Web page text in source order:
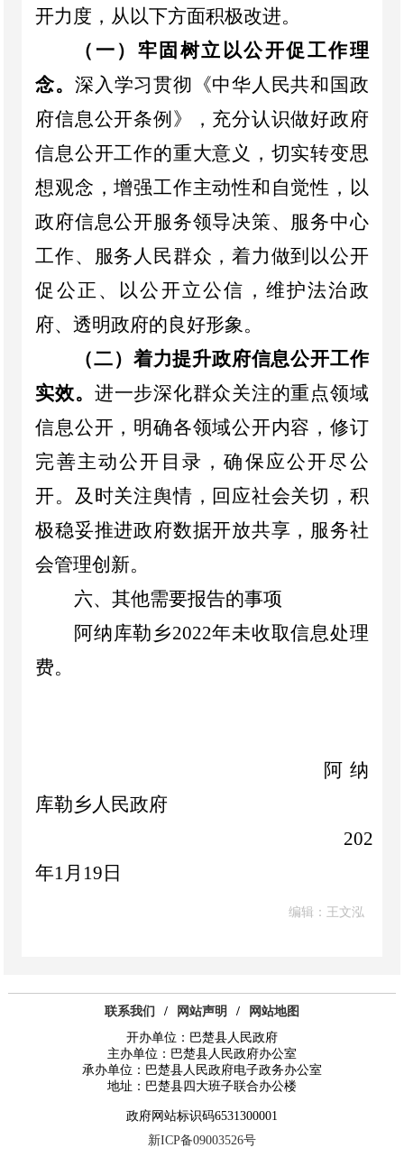
开力度 ， 从以下方面积极改进。
（ 一 ） 牢固树立以公开促工作理
念。 深入学习贯彻《中华人民共和国政
府信息公开条例》，充分认识做好政府
信息公开工作的重大意义，切实转变思
想观念，增强工作主动性和自觉性，以
政府信息公开服务领导决策、服务中心
工作、服务人民群众，着力做到以公开
促公正、以公开立公信，维护法治政
府、透明政府的良好形象。
（二） 着力提升政府信息公开工作
实效。 进一步深化群众关注的重点领域
信息公开，明确各领域公开内容，修订
完善主动公开目录，确保应公开尽公
开。及时关注舆情，回应社会关切，积
极稳妥推进政府数据开放共享，服务社
会管理创新。
六、其他需要报告的事项
阿纳库勒乡2022年未收取信息处理
费。
阿纳
库勒乡人民政府
2023
年1月 19 日
编辑：王文泓
联系我们 / 网站声明 /
网站地图
开办单位：巴楚县人民政府
主办单位：巴楚县人民政府办公室
承办单位：巴楚县人民政府电子政务办公室
地址：巴楚县四大班子联合办公楼
政府网站标识码6531300001
新ICP备09003526号